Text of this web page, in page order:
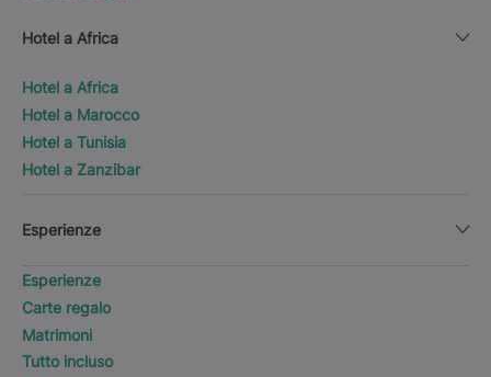
Hotel a Africa
Hotel a Africa
Hotel a Marocco
Hotel a Tunisia
Hotel a Zanzibar
Esperienze
Esperienze
Carte regalo
Matrimoni
Tutto incluso